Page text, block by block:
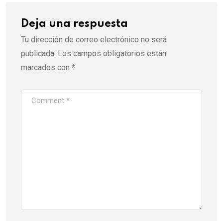
Deja una respuesta
Tu dirección de correo electrónico no será
publicada. Los campos obligatorios están
marcados con *